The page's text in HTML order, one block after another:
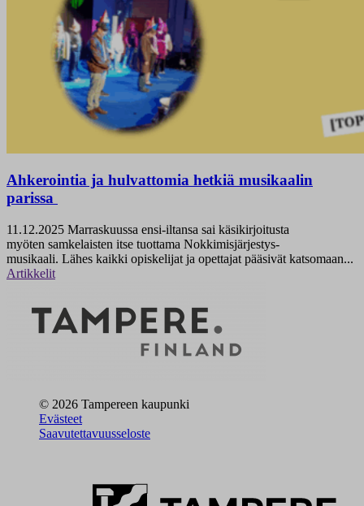
Ahkerointia ja hulvattomia hetkiä musikaalin
parissa
11.12.2025 Marraskuussa ensi-iltansa sai käsikirjoitusta
myöten samkelaisten itse tuottama Nokkimisjärjestys-
musikaali. Lähes kaikki opiskelijat ja opettajat pääsivät katsomaan...
Artikkelit
© 2026 Tampereen kaupunki
Evästeet
Saavutettavuusseloste